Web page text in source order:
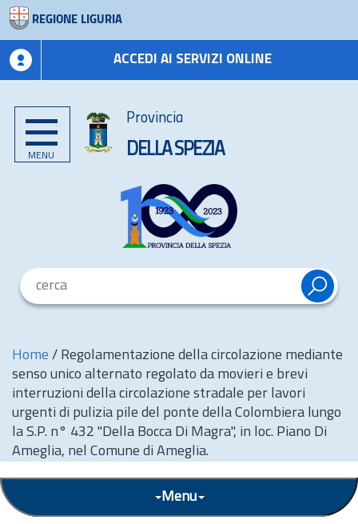
REGIONE LIGURIA
ACCEDI AI SERVIZI ONLINE
MENU
Provincia
DELLA SPEZIA
Home / Regolamentazione della circolazione mediante
senso unico alternato regolato da movieri e brevi
interruzioni della circolazione stradale per lavori
urgenti di pulizia pile del ponte della Colombiera lungo
la S.P. n° 432 "Della Bocca Di Magra", in loc. Piano Di
Ameglia, nel Comune di Ameglia.
Menu